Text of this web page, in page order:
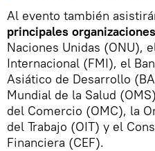
Al evento también
principales
Naciones Unidas (ONU),
Internacional (FMI), el
Asiático de Desarrollo
Mundial de la Salud
del Comercio (OMC), la
del Trabajo (OIT) y el
Financiera (CEF).